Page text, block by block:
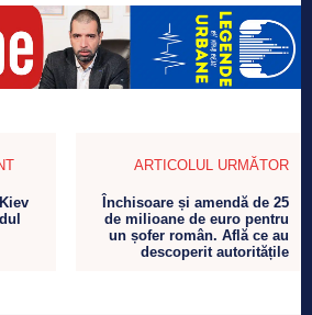
ARTICOLUL URMĂTOR
Închisoare și amendă de 25
de milioane de euro pentru
un șofer român. Află ce au
descoperit autoritățile